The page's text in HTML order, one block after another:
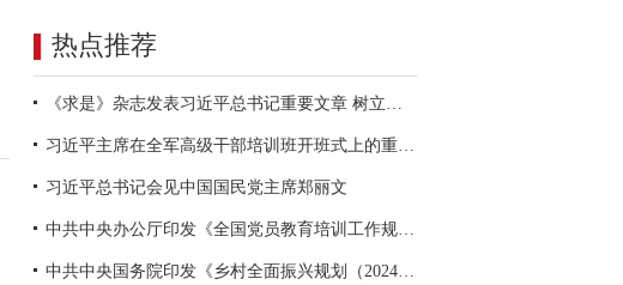
热点推荐
《求是》杂志发表习近平总书记重要文章 树立和践行正确政绩观
习近平主席在全军高级干部培训班开班式上的重要讲话引领全军开展思想整风、深化政治整训
习近平总书记会见中国国民党主席郑丽文
中共中央办公厅印发《全国党员教育培训工作规划（2024－2028年）》
中共中央国务院印发《乡村全面振兴规划（2024—2027年）》